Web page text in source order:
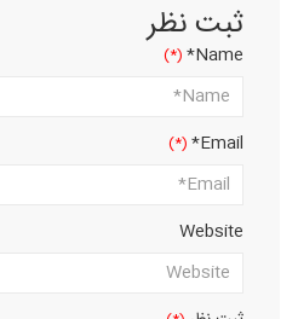
ثبت نظر
Name*
Email*
Website